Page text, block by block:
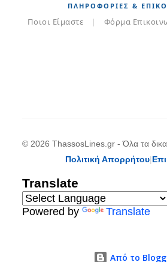
ΠΛΗΡΟΦΟΡΊΕΣ &
Ποιοι Είμαστε | Φόρμα
© 2026 ThassosLines.gr - Όλα τα
Πολιτική Απορρήτου|
Translate
Powered by Translate
Από το